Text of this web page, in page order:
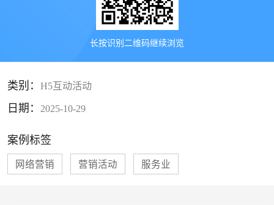
长按识别二维码继续浏览
类别： H5互动活动
日期： 2025-10-29
案例标签
网络营销 营销活动 服务业